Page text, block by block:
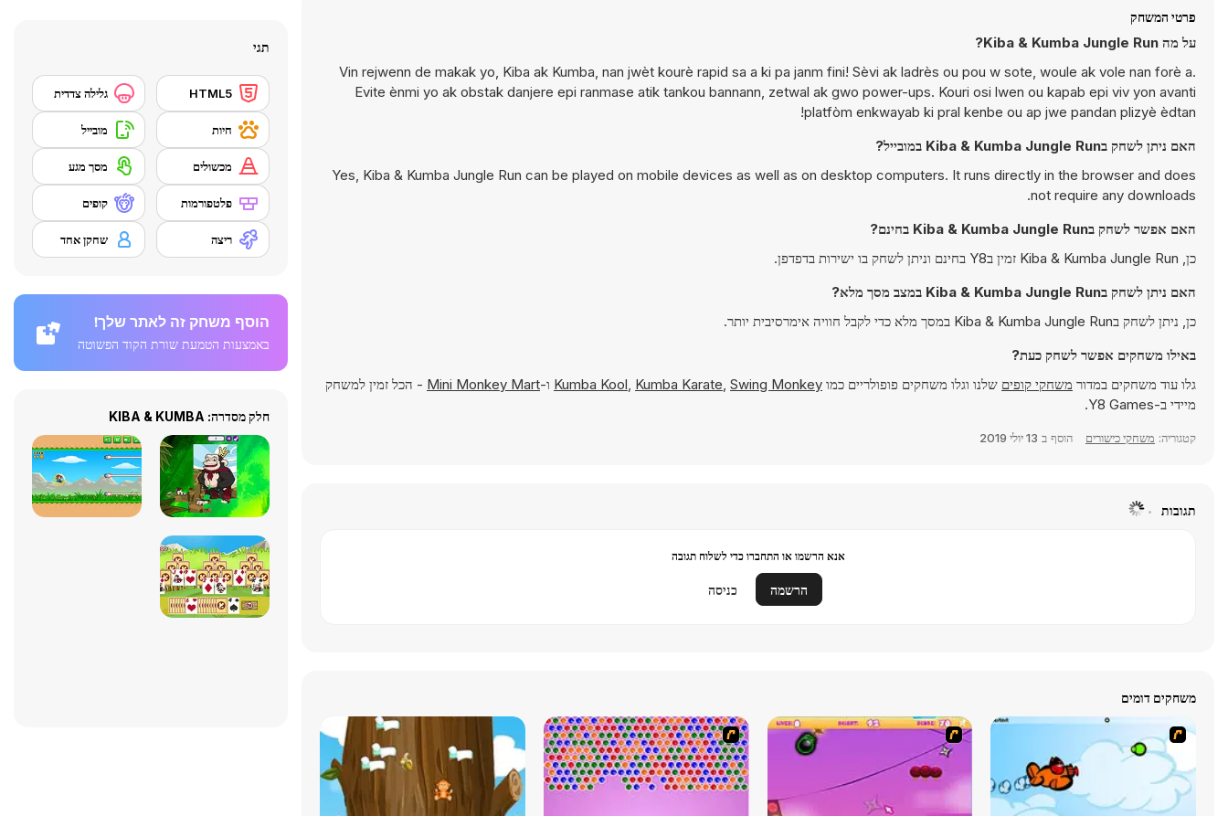
פרטי המשחק
על מה Kiba & Kumba Jungle Run?
Vin rejwenn de makak yo, Kiba ak Kumba, nan jwèt kourè rapid sa a ki pa janm fini! Sèvi ak ladrès ou pou w sote, woule ak vole nan forè a.
Evite ènmi yo ak obstak danjere epi ranmase atik tankou bannann, zetwal ak gwo power-ups. Kouri osi lwen ou kapab epi viv yon avanti
platfòm enkwayab ki pral kenbe ou ap jwe pandan plizyè èdtan!
האם ניתן לשחק בKiba & Kumba Jungle Run במובייל?
Yes, Kiba & Kumba Jungle Run can be played on mobile devices as well as on desktop computers. It runs directly in the browser and does
not require any downloads.
האם אפשר לשחק בKiba & Kumba Jungle Run בחינם?
כן, Kiba & Kumba Jungle Run זמין בY8 בחינם וניתן לשחק בו ישירות בדפדפן.
האם ניתן לשחק בKiba & Kumba Jungle Run במצב מסך מלא?
כן, ניתן לשחק בKiba & Kumba Jungle Run במסך מלא כדי לקבל חוויה אימרסיבית יותר.
באילו משחקים אפשר לשחק כעת?
גלו עוד משחקים במדור משחקי קופים שלנו וגלו משחקים פופולריים כמו Kumba Kool, Kumba Karate, Swing Monkey ו-Mini Monkey Mart - הכל זמין למשחק
מיידי ב-Y8 Games.
קטגוריה: משחקי כישורים הוסף ב 13 יולי 2019
תגובות
אנא הרשמו או התחברו כדי לשלוח תגובה
הרשמה כניסה
משחקים דומים
תגי
HTML5 גלילה צדדית
חיות מובייל
מכשולים מסך מגע
פלטפורמות קופים
ריצה שחקן אחד
הוסף משחק זה לאתר שלך!
באמצעות הטמעת שורת הקוד הפשוטה
חלק מסדרה: KIBA & KUMBA